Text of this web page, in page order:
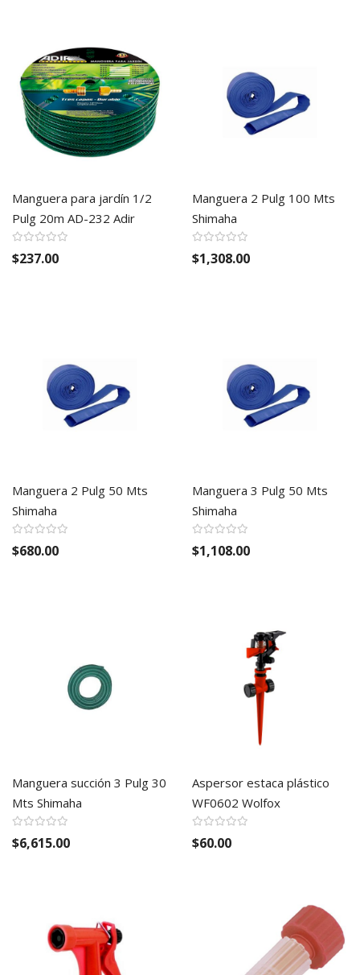
Manguera para jardín 1/2
Pulg 20m AD-232 Adir
$237.00
Manguera 2 Pulg 100 Mts
Shimaha
$1,308.00
Manguera 2 Pulg 50 Mts
Shimaha
$680.00
Manguera 3 Pulg 50 Mts
Shimaha
$1,108.00
Manguera succión 3 Pulg 30
Mts Shimaha
$6,615.00
Aspersor estaca plástico
WF0602 Wolfox
$60.00